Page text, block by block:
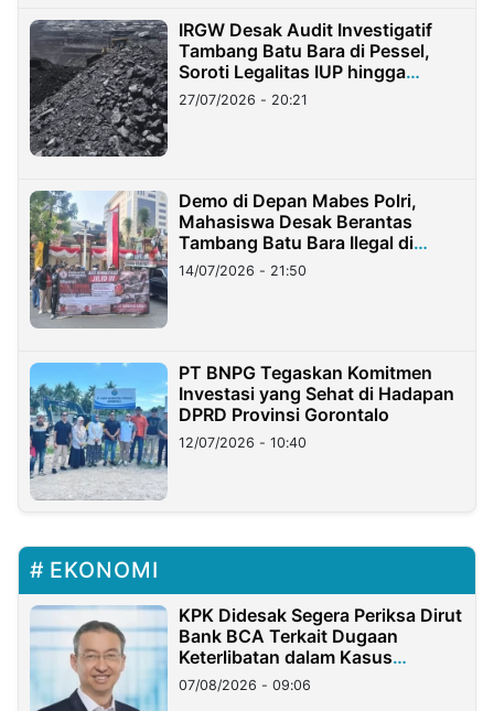
IRGW Desak Audit Investigatif
Tambang Batu Bara di Pessel,
Soroti Legalitas IUP hingga
Stockpile
27/07/2026 - 20:21
Demo di Depan Mabes Polri,
Mahasiswa Desak Berantas
Tambang Batu Bara Ilegal di
Lampung
14/07/2026 - 21:50
PT BNPG Tegaskan Komitmen
Investasi yang Sehat di Hadapan
DPRD Provinsi Gorontalo
12/07/2026 - 10:40
EKONOMI
KPK Didesak Segera Periksa Dirut
Bank BCA Terkait Dugaan
Keterlibatan dalam Kasus
Hilangnya Dana Nasabah Rp2,58
Miliar
07/08/2026 - 09:06